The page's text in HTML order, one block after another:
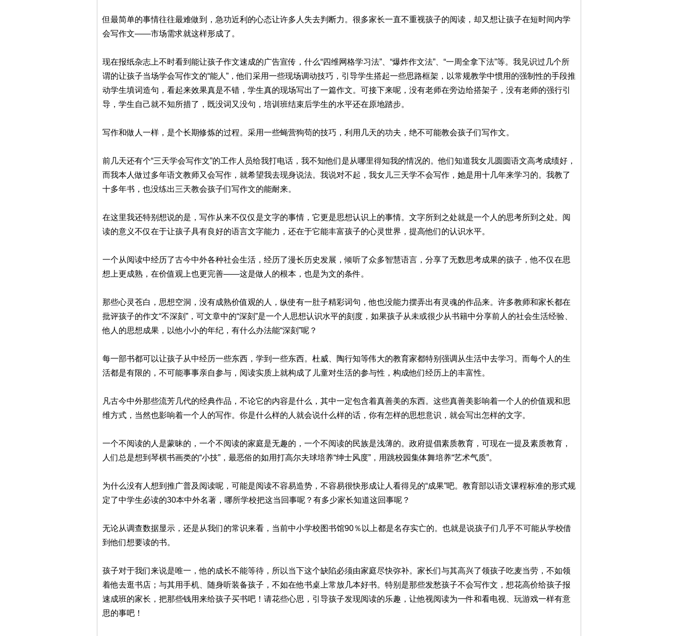
但最简单的事情往往最难做到，急功近利的心态让许多人失去判断力。很多家长一直不重视孩子的阅读，却又想让孩子在短时间内学
会写作文——市场需求就这样形成了。
现在报纸杂志上不时看到能让孩子作文速成的广告宣传，什么“四维网格学习法”、“爆炸作文法”、“一周全拿下法”等。我见识过几个所
谓的让孩子当场学会写作文的“能人”，他们采用一些现场调动技巧，引导学生搭起一些思路框架，以常规教学中惯用的强制性的手段推
动学生填词造句，看起来效果真是不错，学生真的现场写出了一篇作文。可接下来呢，没有老师在旁边给搭架子，没有老师的强行引
导，学生自己就不知所措了，既没词又没句，培训班结束后学生的水平还在原地踏步。
写作和做人一样，是个长期修炼的过程。采用一些蝇营狗苟的技巧，利用几天的功夫，绝不可能教会孩子们写作文。
前几天还有个“三天学会写作文”的工作人员给我打电话，我不知他们是从哪里得知我的情况的。他们知道我女儿圆圆语文高考成绩好，
而我本人做过多年语文教师又会写作，就希望我去现身说法。我说对不起，我女儿三天学不会写作，她是用十几年来学习的。我教了
十多年书，也没练出三天教会孩子们写作文的能耐来。
在这里我还特别想说的是，写作从来不仅仅是文字的事情，它更是思想认识上的事情。文字所到之处就是一个人的思考所到之处。阅
读的意义不仅在于让孩子具有良好的语言文字能力，还在于它能丰富孩子的心灵世界，提高他们的认识水平。
一个从阅读中经历了古今中外各种社会生活，经历了漫长历史发展，倾听了众多智慧语言，分享了无数思考成果的孩子，他不仅在思
想上更成熟，在价值观上也更完善——这是做人的根本，也是为文的条件。
那些心灵苍白，思想空洞，没有成熟价值观的人，纵使有一肚子精彩词句，他也没能力摆弄出有灵魂的作品来。许多教师和家长都在
批评孩子的作文“不深刻”，可文章中的“深刻”是一个人思想认识水平的刻度，如果孩子从未或很少从书籍中分享前人的社会生活经验、
他人的思想成果，以他小小的年纪，有什么办法能“深刻”呢？
每一部书都可以让孩子从中经历一些东西，学到一些东西。杜威、陶行知等伟大的教育家都特别强调从生活中去学习。而每个人的生
活都是有限的，不可能事事亲自参与，阅读实质上就构成了儿童对生活的参与性，构成他们经历上的丰富性。
凡古今中外那些流芳几代的经典作品，不论它的内容是什么，其中一定包含着真善美的东西。这些真善美影响着一个人的价值观和思
维方式，当然也影响着一个人的写作。你是什么样的人就会说什么样的话，你有怎样的思想意识，就会写出怎样的文字。
一个不阅读的人是蒙昧的，一个不阅读的家庭是无趣的，一个不阅读的民族是浅薄的。政府提倡素质教育，可现在一提及素质教育，
人们总是想到琴棋书画类的“小技”，最恶俗的如用打高尔夫球培养“绅士风度”，用跳校园集体舞培养“艺术气质”。
为什么没有人想到推广普及阅读呢，可能是阅读不容易造势，不容易很快形成让人看得见的“成果”吧。教育部以语文课程标准的形式规
定了中学生必读的30本中外名著，哪所学校把这当回事呢？有多少家长知道这回事呢？
无论从调查数据显示，还是从我们的常识来看，当前中小学校图书馆90％以上都是名存实亡的。也就是说孩子们几乎不可能从学校借
到他们想要读的书。
孩子对于我们来说是唯一，他的成长不能等待，所以当下这个缺陷必须由家庭尽快弥补。家长们与其高兴了领孩子吃麦当劳，不如领
着他去逛书店；与其用手机、随身听装备孩子，不如在他书桌上常放几本好书。特别是那些发愁孩子不会写作文，想花高价给孩子报
速成班的家长，把那些钱用来给孩子买书吧！请花些心思，引导孩子发现阅读的乐趣，让他视阅读为一件和看电视、玩游戏一样有意
思的事吧！